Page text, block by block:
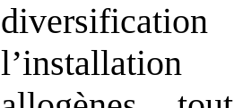
diversification